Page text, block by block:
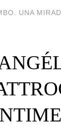
UNA